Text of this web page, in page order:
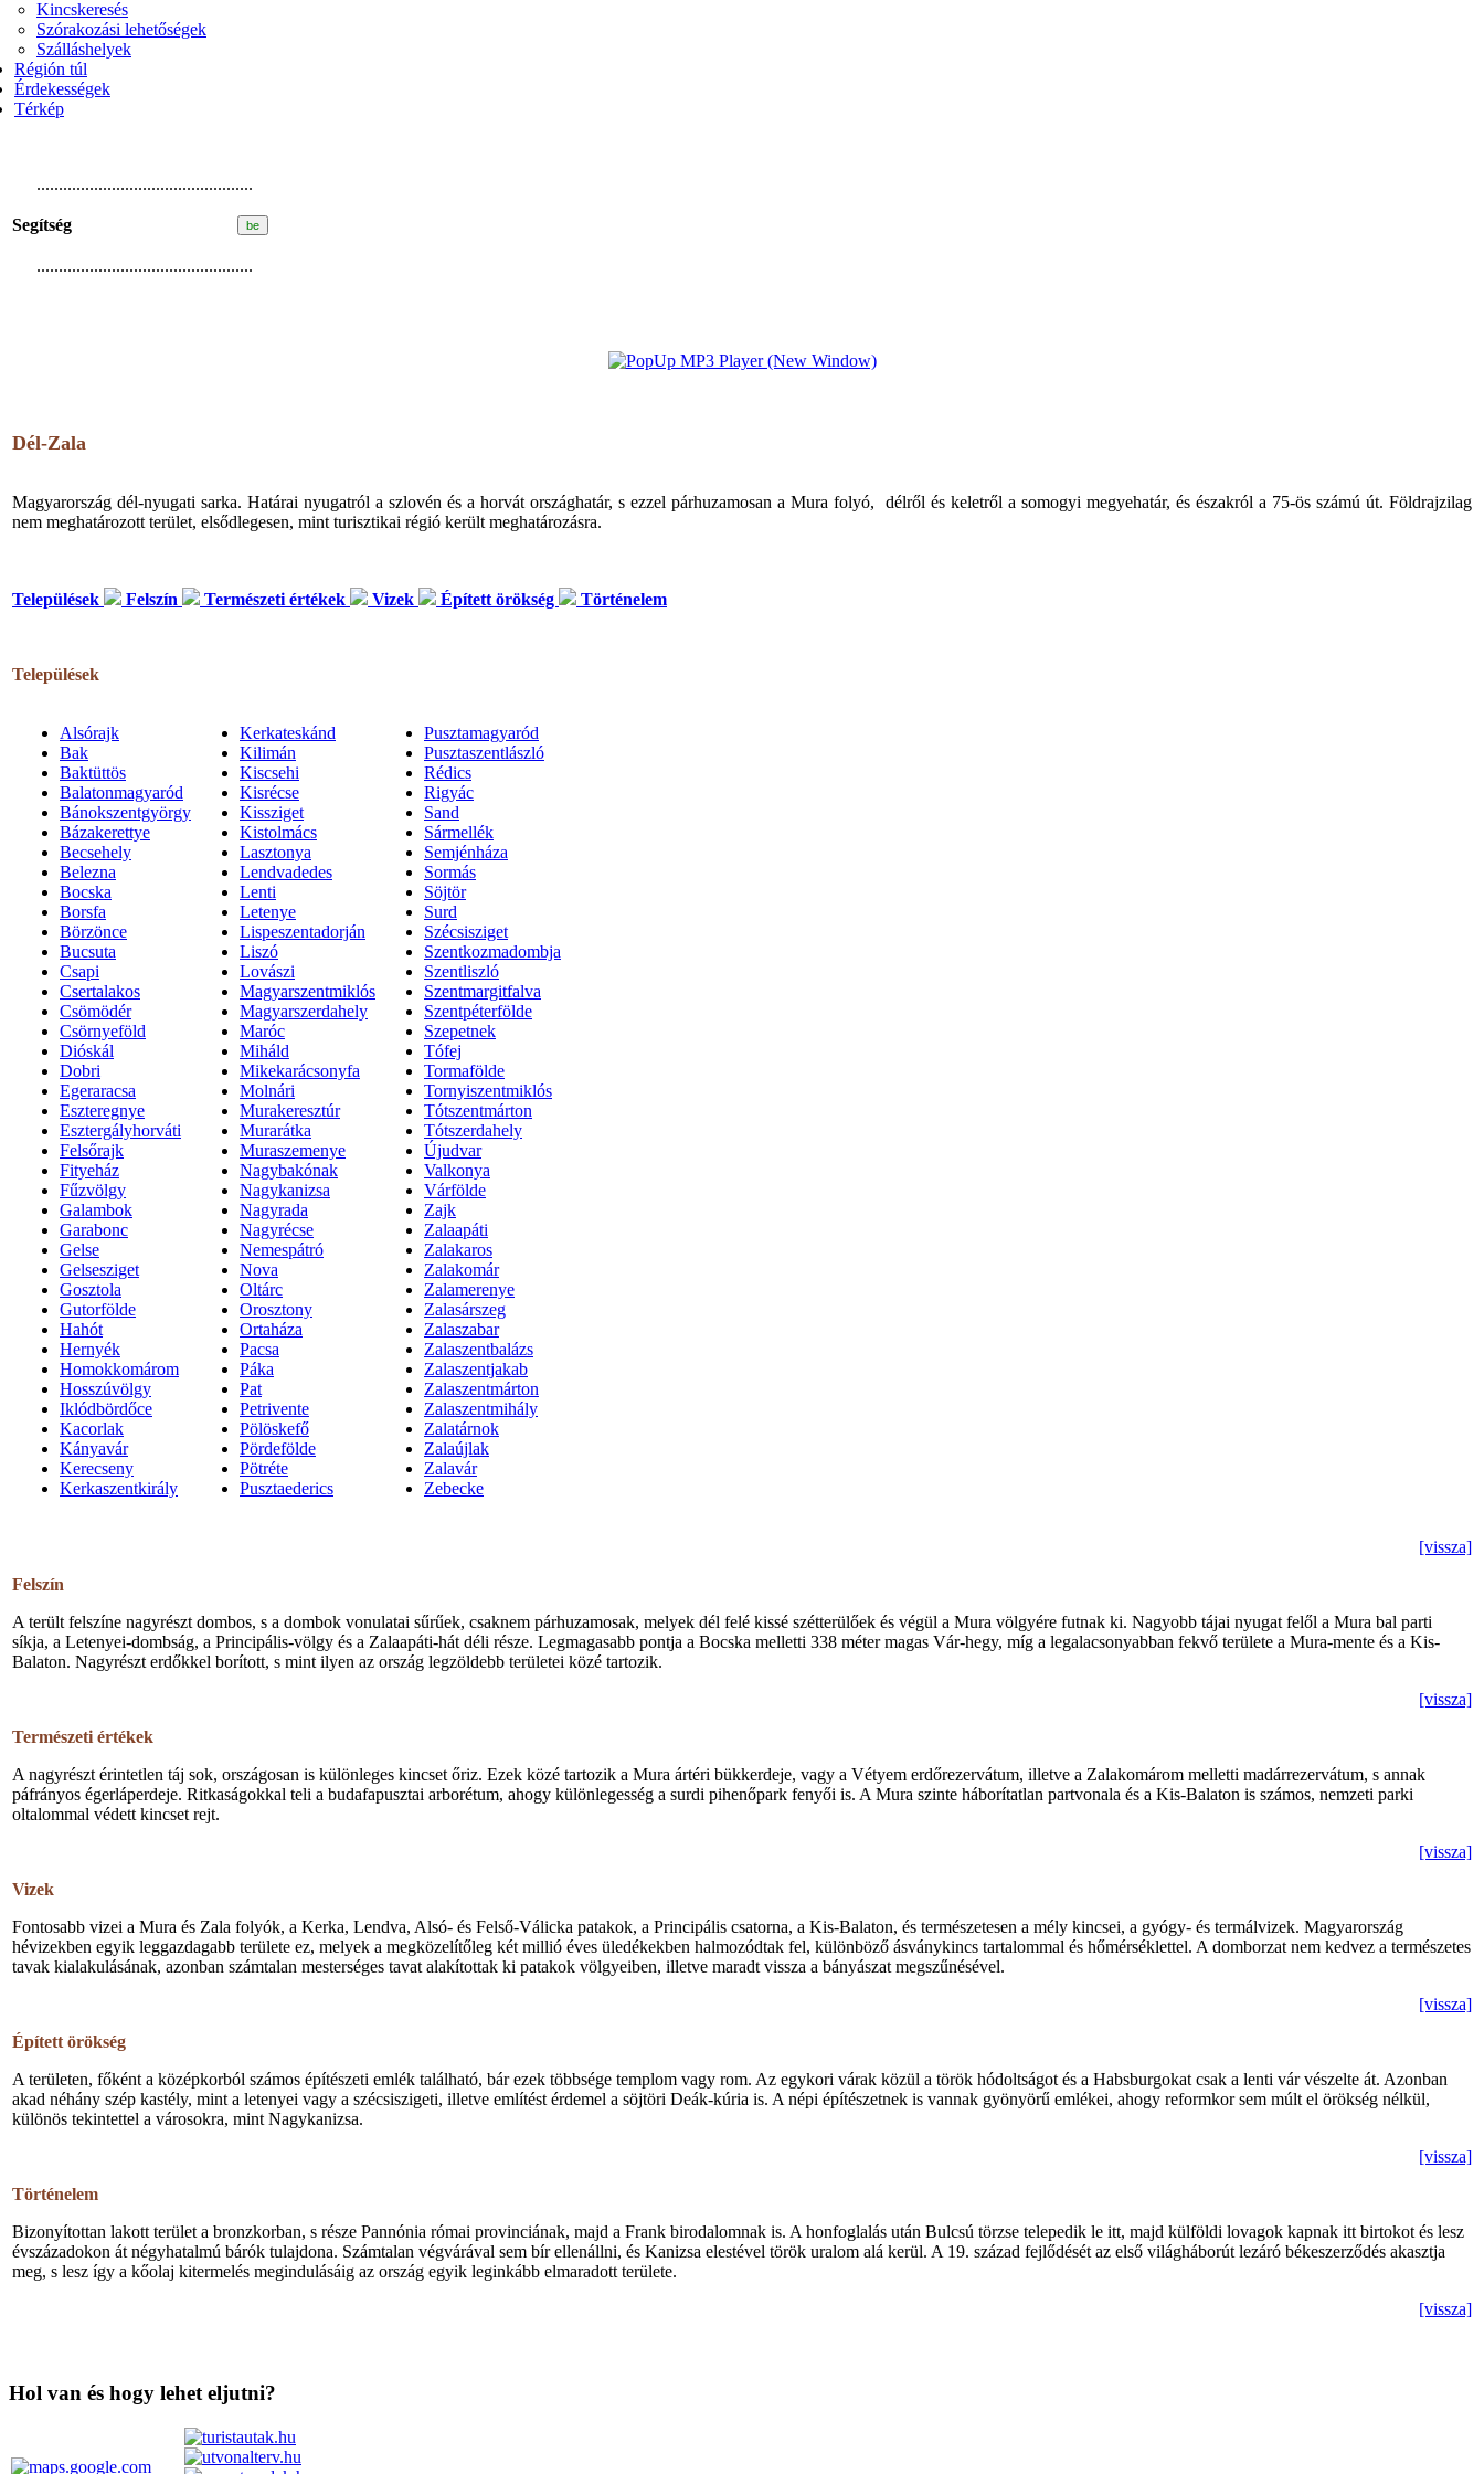
Kincskeresés
Szórakozási lehetőségek
Szálláshelyek
Régión túl
Érdekességek
Térkép
.................................................
Segítség
.................................................
Dél-Zala
Magyarország dél-nyugati sarka. Határai nyugatról a szlovén és a horvát országhatár, s ezzel párhuzamosan a Mura folyó, délről és keletről a somogyi megyehatár, és északról a 75-ös számú út. Földrajzilag
nem meghatározott terület, elsődlegesen, mint turisztikai régió került meghatározásra.
Települések Felszín Természeti értékek Vizek Épített örökség Történelem
Települések
Alsórajk
Bak
Baktüttös
Balatonmagyaród
Bánokszentgyörgy
Bázakerettye
Becsehely
Belezna
Bocska
Borsfa
Börzönce
Bucsuta
Csapi
Csertalakos
Csömödér
Csörnyeföld
Dióskál
Dobri
Egeraracsa
Eszteregnye
Esztergályhorváti
Felsőrajk
Fityeház
Fűzvölgy
Galambok
Garabonc
Gelse
Gelsesziget
Gosztola
Gutorfölde
Hahót
Hernyék
Homokkomárom
Hosszúvölgy
Iklódbördőce
Kacorlak
Kányavár
Kerecseny
Kerkaszentkirály
Kerkateskánd
Kilimán
Kiscsehi
Kisrécse
Kissziget
Kistolmács
Lasztonya
Lendvadedes
Lenti
Letenye
Lispeszentadorján
Liszó
Lovászi
Magyarszentmiklós
Magyarszerdahely
Maróc
Miháld
Mikekarácsonyfa
Molnári
Murakeresztúr
Murarátka
Muraszemenye
Nagybakónak
Nagykanizsa
Nagyrada
Nagyrécse
Nemespátró
Nova
Oltárc
Orosztony
Ortaháza
Pacsa
Páka
Pat
Petrivente
Pölöskefő
Pördefölde
Pötréte
Pusztaederics
Pusztamagyaród
Pusztaszentlászló
Rédics
Rigyác
Sand
Sármellék
Semjénháza
Sormás
Söjtör
Surd
Szécsisziget
Szentkozmadombja
Szentliszló
Szentmargitfalva
Szentpéterfölde
Szepetnek
Tófej
Tormafölde
Tornyiszentmiklós
Tótszentmárton
Tótszerdahely
Újudvar
Valkonya
Várfölde
Zajk
Zalaapáti
Zalakaros
Zalakomár
Zalamerenye
Zalasárszeg
Zalaszabar
Zalaszentbalázs
Zalaszentjakab
Zalaszentmárton
Zalaszentmihály
Zalatárnok
Zalaújlak
Zalavár
Zebecke
[vissza]
Felszín
A terült felszíne nagyrészt dombos, s a dombok vonulatai sűrűek, csaknem párhuzamosak, melyek dél felé kissé szétterülőek és végül a Mura völgyére futnak ki. Nagyobb tájai nyugat felől a Mura bal parti
síkja, a Letenyei-dombság, a Principális-völgy és a Zalaapáti-hát déli része. Legmagasabb pontja a Bocska melletti 338 méter magas Vár-hegy, míg a legalacsonyabban fekvő területe a Mura-mente és a Kis-
Balaton. Nagyrészt erdőkkel borított, s mint ilyen az ország legzöldebb területei közé tartozik.
[vissza]
Természeti értékek
A nagyrészt érintetlen táj sok, országosan is különleges kincset őriz. Ezek közé tartozik a Mura ártéri bükkerdeje, vagy a Vétyem erdőrezervátum, illetve a Zalakomárom melletti madárrezervátum, s annak
páfrányos égerláperdeje. Ritkaságokkal teli a budafapusztai arborétum, ahogy különlegesség a surdi pihenőpark fenyői is. A Mura szinte háborítatlan partvonala és a Kis-Balaton is számos, nemzeti parki
oltalommal védett kincset rejt.
[vissza]
Vizek
Fontosabb vizei a Mura és Zala folyók, a Kerka, Lendva, Alsó- és Felső-Válicka patakok, a Principális csatorna, a Kis-Balaton, és természetesen a mély kincsei, a gyógy- és termálvizek. Magyarország
hévizekben egyik leggazdagabb területe ez, melyek a megközelítőleg két millió éves üledékekben halmozódtak fel, különböző ásványkincs tartalommal és hőmérséklettel. A domborzat nem kedvez a természetes
tavak kialakulásának, azonban számtalan mesterséges tavat alakítottak ki patakok völgyeiben, illetve maradt vissza a bányászat megszűnésével.
[vissza]
Épített örökség
A területen, főként a középkorból számos építészeti emlék található, bár ezek többsége templom vagy rom. Az egykori várak közül a török hódoltságot és a Habsburgokat csak a lenti vár vészelte át. Azonban
akad néhány szép kastély, mint a letenyei vagy a szécsiszigeti, illetve említést érdemel a söjtöri Deák-kúria is. A népi építészetnek is vannak gyönyörű emlékei, ahogy reformkor sem múlt el örökség nélkül,
különös tekintettel a városokra, mint Nagykanizsa.
[vissza]
Történelem
Bizonyítottan lakott terület a bronzkorban, s része Pannónia római provinciának, majd a Frank birodalomnak is. A honfoglalás után Bulcsú törzse telepedik le itt, majd külföldi lovagok kapnak itt birtokot és lesz
évszázadokon át négyhatalmú bárók tulajdona. Számtalan végvárával sem bír ellenállni, és Kanizsa elestével török uralom alá kerül. A 19. század fejlődését az első világháborút lezáró békeszerződés akasztja
meg, s lesz így a kőolaj kitermelés megindulásáig az ország egyik leginkább elmaradott területe.
[vissza]
Hol van és hogy lehet eljutni?